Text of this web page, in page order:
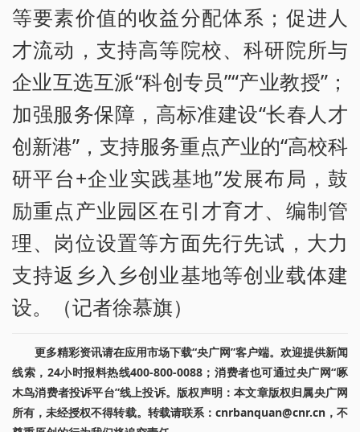
等要素价值的收益分配体系；促进人
才流动，支持高等院校、科研院所与
企业互选互派“科创专员”“产业教授”；
加强服务保障，高标准建设“长春人才
创新港”，支持服务重点产业的“高校科
研平台+企业实践基地”发展布局，鼓
励重点产业园区在引才育才、编制管
理、岗位设置等方面先行先试，大力
支持返乡入乡创业基地等创业载体建
设。（记者徐慕旗）
更多精彩资讯请在应用市场下载“央广网”客户端。欢迎提供新闻
线索，24小时报料热线400-800-0088；消费者也可通过央广网“啄
木鸟消费者投诉平台”线上投诉。版权声明：本文章版权归属央广网
所有，未经授权不得转载。转载请联系：cnrbanquan@cnr.cn，不